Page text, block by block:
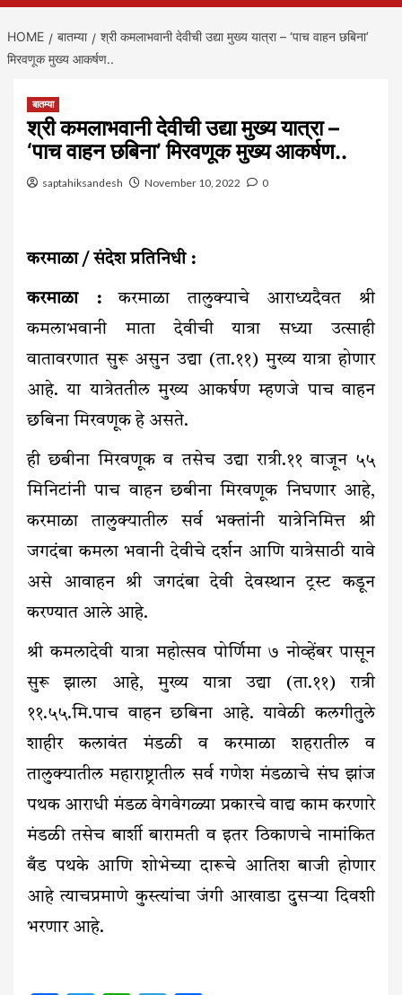
HOME बातम्या
श्री कमलाभवानी देवीची उद्या मुख्य यात्रा – ‘पाच वाहन छबिना’
मिरवणूक मुख्य आकर्षण..
बातम्या
श्री कमलाभवानी देवीची उद्या मुख्य यात्रा –
‘पाच वाहन छबिना’ मिरवणूक मुख्य आकर्षण..
saptahiksandesh November 10, 2022 0
करमाळा / संदेश प्रतिनिधी :
करमाळा :करमाळा तालुक्याचे आराध्यदैवत श्री
कमलाभवानी माता देवीची यात्रा सध्या उत्साही
वातावरणात सुरू असुन उद्या (ता.११) मुख्य यात्रा होणार
आहे. या यात्रेततील मुख्य आकर्षण म्हणजे पाच वाहन
छबिना मिरवणूक हे असते.
ही छबीना मिरवणूक व तसेच उद्या रात्री.११ वाजून ५५
मिनिटांनी पाच वाहन छबीना मिरवणूक निघणार आहे,
करमाळा तालुक्यातील सर्व भक्तांनी यात्रेनिमित्त श्री
जगदंबा कमला भवानी देवीचे दर्शन आणि यात्रेसाठी यावे
असे आवाहन श्री जगदंबा देवी देवस्थान ट्रस्ट कडून
करण्यात आले आहे.
श्री कमलादेवी यात्रा महोत्सव पोर्णिमा ७ नोव्हेंबर पासून
सुरू झाला आहे, मुख्य यात्रा उद्या (ता.११) रात्री
११.५५.मि.पाच वाहन छबिना आहे. यावेळी कलगीतुले
शाहीर कलावंत मंडळी व करमाळा शहरातील व
तालुक्यातील महाराष्ट्रातील सर्व गणेश मंडळाचे संघ झांज
पथक आराधी मंडळ वेगवेगळ्या प्रकारचे वाद्य काम करणारे
मंडळी तसेच बार्शी बारामती व इतर ठिकाणचे नामांकित
बँड पथके आणि शोभेच्या दारूचे आतिश बाजी होणार
आहे त्याचप्रमाणे कुस्त्यांचा जंगी आखाडा दुसऱ्या दिवशी
भरणार आहे.